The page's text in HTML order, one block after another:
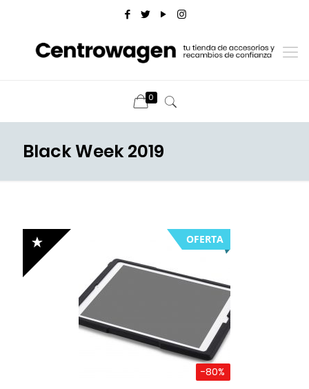
0
Black Week 2019
-80%
OFERTA